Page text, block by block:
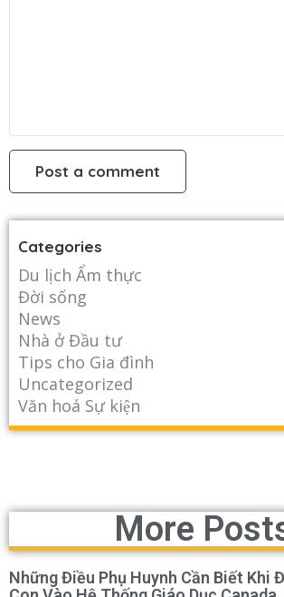
Categories
Du lịch Ẩm thực
Đời sống
News
Nhà ở Đầu tư
Tips cho Gia đình
Uncategorized
Văn hoá Sự kiện
More
Những Điều Phụ Huynh Cần Biết Khi